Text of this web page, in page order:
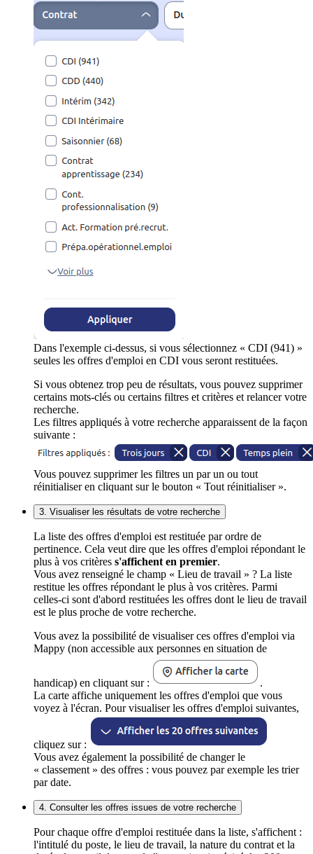
Dans l'exemple ci-dessus, si vous sélectionnez « CDI (941) »
seules les offres d'emploi en CDI vous seront restituées.
Si vous obtenez trop peu de résultats, vous pouvez supprimer
certains mots-clés ou certains filtres et critères et relancer votre
recherche.
Les filtres appliqués à votre recherche apparaissent de la façon
suivante :
Vous pouvez supprimer les filtres un par un ou tout
réinitialiser en cliquant sur le bouton « Tout réinitialiser ».
3. Visualiser les résultats de votre recherche
La liste des offres d'emploi est restituée par ordre de
pertinence. Cela veut dire que les offres d'emploi répondant le
plus à vos critères s'affichent en premier.
Vous avez renseigné le champ « Lieu de travail » ? La liste
restitue les offres répondant le plus à vos critères. Parmi
celles-ci sont d'abord restituées les offres dont le lieu de travail
est le plus proche de votre recherche.
Vous avez la possibilité de visualiser ces offres d'emploi via
Mappy (non accessible aux personnes en situation de
handicap) en cliquant sur :
.
La carte affiche uniquement les offres d'emploi que vous
voyez à l'écran. Pour visualiser les offres d'emploi suivantes,
cliquez sur :
Vous avez également la possibilité de changer le
« classement » des offres : vous pouvez par exemple les trier
par date.
4. Consulter les offres issues de votre recherche
Pour chaque offre d'emploi restituée dans la liste, s'affichent :
l'intitulé du poste, le lieu de travail, la nature du contrat et la